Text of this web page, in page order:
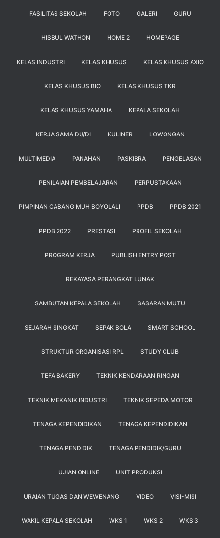
FASILITAS SEKOLAH FOTO GALERI GURU
HISBUL WATHON HOME 2 HOMEPAGE
KELAS INDUSTRI KELAS KHUSUS KELAS KHUSUS AXIO
KELAS KHUSUS BIO KELAS KHUSUS TKR
KELAS KHUSUS YAMAHA KEPALA SEKOLAH
KERJA SAMA DU/DI KULINER LOWONGAN
MULTIMEDIA PANAHAN PASKIBRA PENGELASAN
PENILAIAN PEMBELAJARAN PERPUSTAKAAN
PIMPINAN CABANG MUH BOYOLALI PPDB PPDB 2021
PPDB 2022 PRESTASI PROFIL SEKOLAH
PROGRAM KERJA PUBLISH ENTRY POST
REKAYASA PERANGKAT LUNAK
SAMBUTAN KEPALA SEKOLAH SASARAN MUTU
SEJARAH SINGKAT SEPAK BOLA SMART SCHOOL
STRUKTUR ORGANISASI RPL STUDY CLUB
TEFA BAKERY TEKNIK KENDARAAN RINGAN
TEKNIK MEKANIK INDUSTRI TEKNIK SEPEDA MOTOR
TENAGA KEPENDIDIKAN TENAGA KEPENDIDIKAN
TENAGA PENDIDIK TENAGA PENDIDIK/GURU
UJIAN ONLINE UNIT PRODUKSI
URAIAN TUGAS DAN WEWENANG VIDEO VISI-MISI
WAKIL KEPALA SEKOLAH WKS 1 WKS 2 WKS 3